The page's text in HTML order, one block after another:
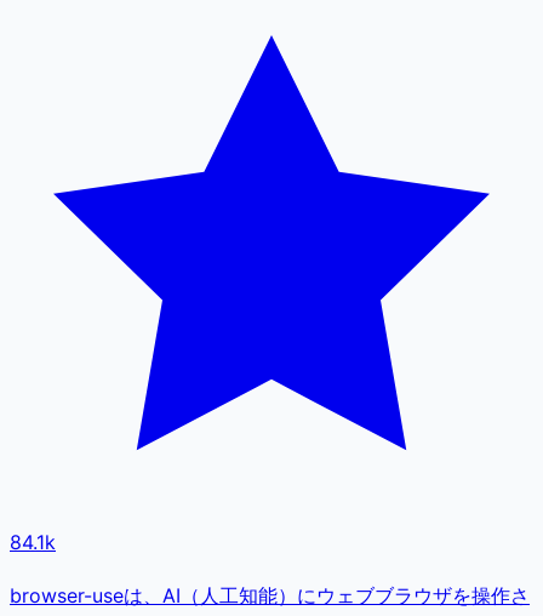
84.1k
browser-useは、AI（人工知能）にウェブブラウザを操作さ